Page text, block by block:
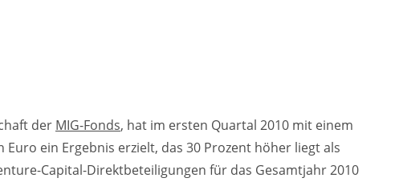
der MIG-Fonds, hat im ersten Quartal 2010 mit einem
ein Ergebnis erzielt, das 30 Prozent höher liegt als
Capital-Direktbeteiligungen für das Gesamtjahr 2010